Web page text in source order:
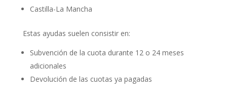
Castilla-La Mancha
Estas ayudas suelen consistir en:
Subvención de la cuota durante 12 o 24 meses
adicionales
Devolución de las cuotas ya pagadas